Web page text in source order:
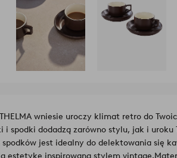
wniesie uroczy klimat retro do
spodki dodadzą zarówno stylu, jak i uroku
jest idealny do delektowania się
estetykę inspirowaną stylem vintage.